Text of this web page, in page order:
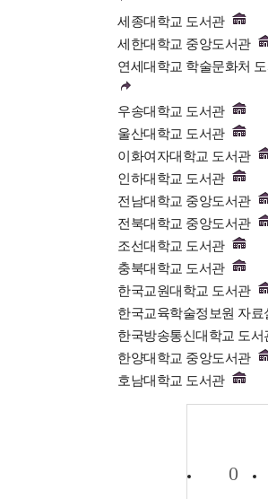
세종대학교 도서관
세한대학교 중앙도서관
연세대학교 학술문화처
우송대학교 도서관
울산대학교 도서관
이화여자대학교 도서관
인하대학교 도서관
전남대학교 중앙도서관
전북대학교 중앙도서관
조선대학교 도서관
충북대학교 도서관
한국교원대학교 도서관
한국교육학술정보원 자
한국방송통신대학교 도
한양대학교 중앙도서관
호남대학교 도서관
0